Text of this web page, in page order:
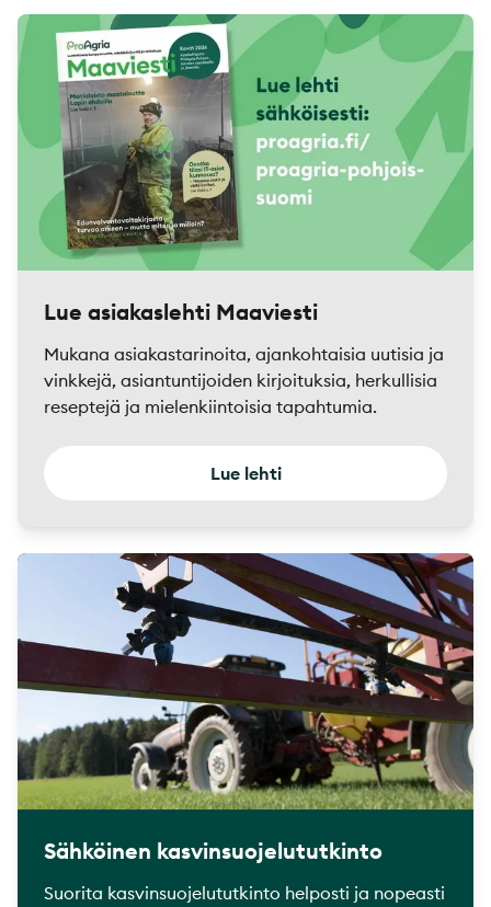
Lue asiakaslehti Maaviesti
Mukana asiakastarinoita, ajankohtaisia uutisia ja
vinkkejä, asiantuntijoiden kirjoituksia, herkullisia
reseptejä ja mielenkiintoisia tapahtumia.
Lue lehti
Sähköinen kasvinsuojelututkinto
Suorita kasvinsuojelututkinto helposti ja nopeasti